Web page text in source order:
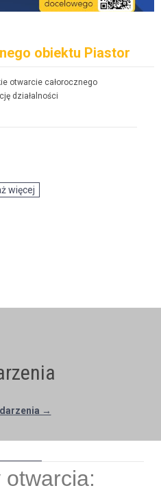
obiektu Piastor
otwar­cie całorocznego
dzi­ałal­noś­ci
więcej
→